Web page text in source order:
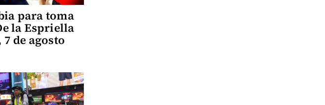
para toma
la Espriella
de agosto